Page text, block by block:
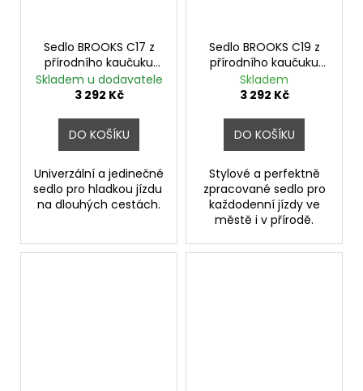
Sedlo BROOKS C17 z
přírodního kaučuku
Orange
Skladem u dodavatele
3 292 Kč
DO KOŠÍKU
Univerzální a jedinečné
sedlo pro hladkou jízdu
na dlouhých cestách.
Sedlo BROOKS C19 z
přírodního kaučuku
Black
Skladem
3 292 Kč
DO KOŠÍKU
Stylové a perfektně
zpracované sedlo pro
každodenní jízdy ve
městě i v přírodě.